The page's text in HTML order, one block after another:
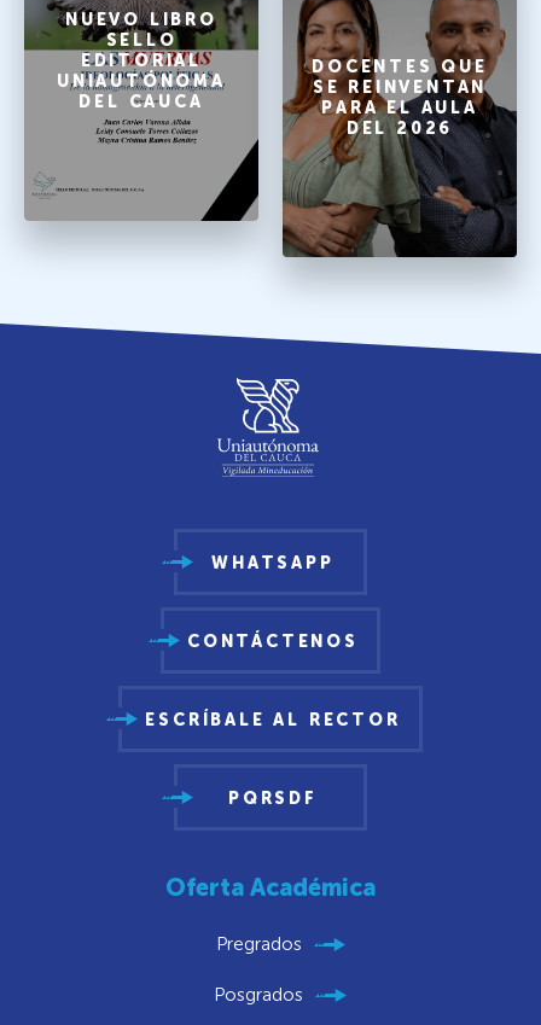
NUEVO LIBRO
SELLO
EDITORIAL
UNIAUTÓNOMA
DEL CAUCA
DOCENTES QUE
SE REINVENTAN
PARA EL AULA
DEL 2026
WHATSAPP
CONTÁCTENOS
ESCRÍBALE AL RECTOR
PQRSDF
Oferta Académica
Pregrados
Posgrados